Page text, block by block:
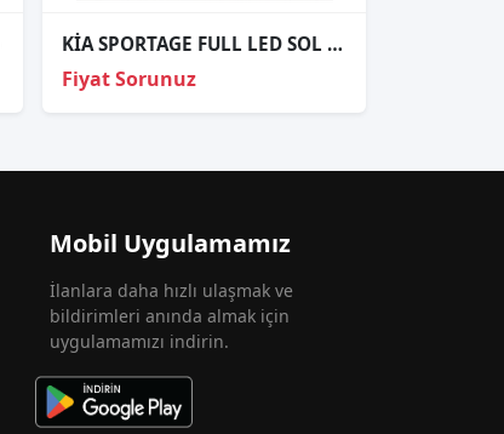
KİA SPORTAGE FULL LED SOL FAR ORJİNAL PRESTİGE PAKET
Fiyat Sorunuz
Mobil Uygulamamız
İlanlara daha hızlı ulaşmak ve
bildirimleri anında almak için
uygulamamızı indirin.